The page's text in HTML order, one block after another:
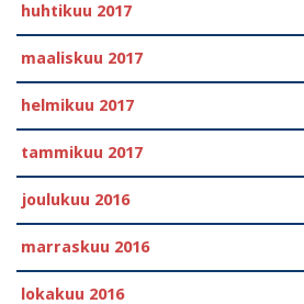
huhtikuu 2017
maaliskuu 2017
helmikuu 2017
tammikuu 2017
joulukuu 2016
marraskuu 2016
lokakuu 2016